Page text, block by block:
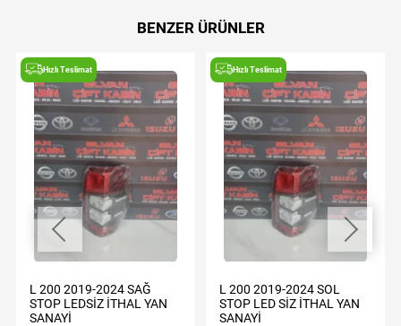
BENZER ÜRÜNLER
Hızlı Teslimat
L 200 2019-2024 SAĞ
STOP LEDSİZ İTHAL YAN
SANAYİ
Hızlı Teslimat
L 200 2019-2024 SOL
STOP LED SİZ İTHAL YAN
SANAYİ